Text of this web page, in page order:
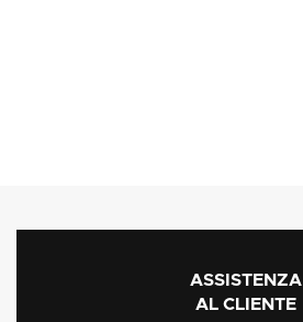
ASSISTENZA
AL CLIENTE